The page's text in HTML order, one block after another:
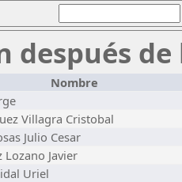
después
Nombre
Villagra Cristobal
Julio Cesar
Lozano Javier
Uriel